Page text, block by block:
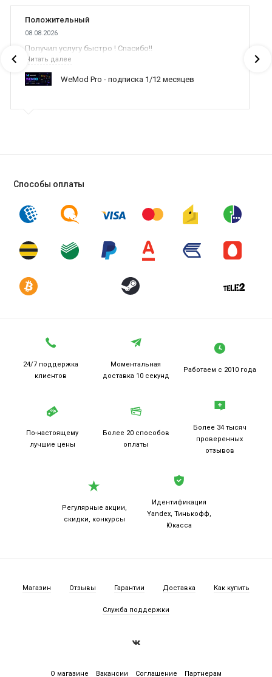
Положительный
08.08.2026
Получил услугу быстро ! Спасибо!!
Читать далее
WeMod Pro - подписка 1/12 месяцев
Способы оплаты
24/7 поддержка
клиентов
Моментальная
доставка 10 секунд
Работаем с 2010 года
По-настоящему
лучшие цены
Более 20 способов
оплаты
Более 34 тысяч
проверенных
отзывов
Регулярные акции,
скидки, конкурсы
Идентификация
Yandex, Тинькофф,
Юкасса
Магазин Отзывы Гарантии Доставка Как купить
Служба поддержки
О магазине Вакансии Соглашение Партнерам